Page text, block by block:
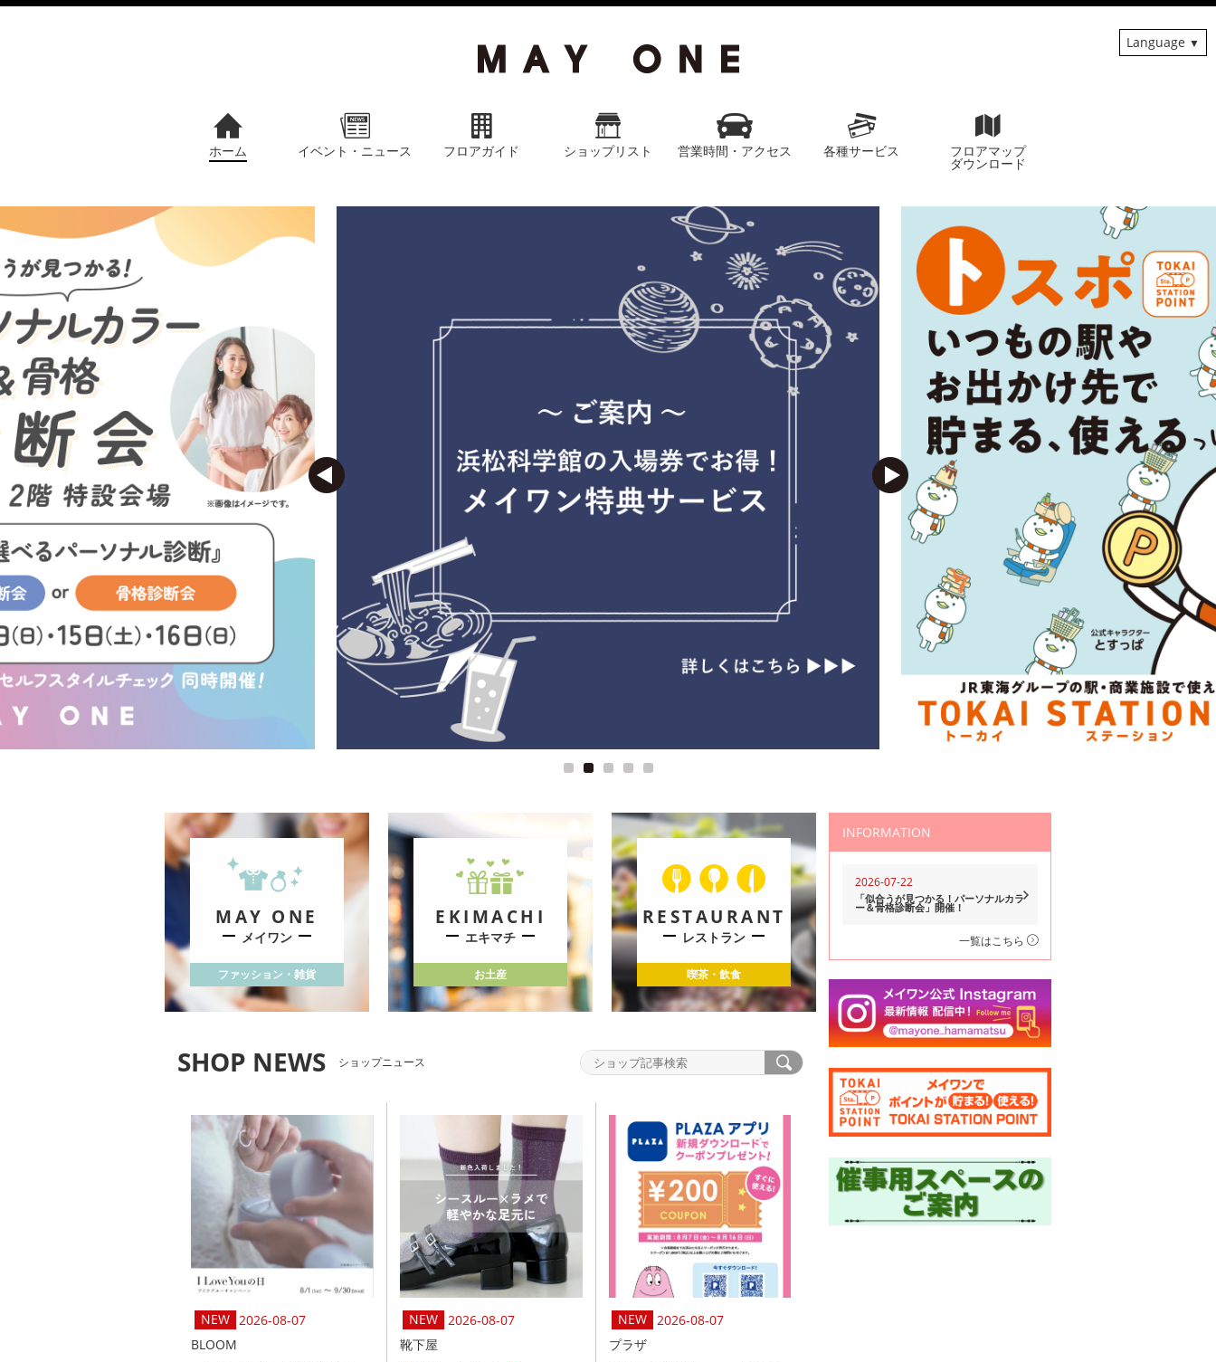
ホーム イベント・ニュース フロアガイド ショップリスト 営業時間・アクセス 各種サービス フロアマップ
ダウンロード
Language
MAY ONE
メイワン
ファッション・雑貨
EKIMACHI
エキマチ
お土産
RESTAURANT
レストラン
喫茶・飲食
INFORMATION
2026-07-22
「似合うが見つかる！パーソナルカラ
ー＆骨格診断会」開催！
一覧はこちら
ショップニュース
2026-08-07
BLOOM
2026-08-07
靴下屋
2026-08-07
プラザ